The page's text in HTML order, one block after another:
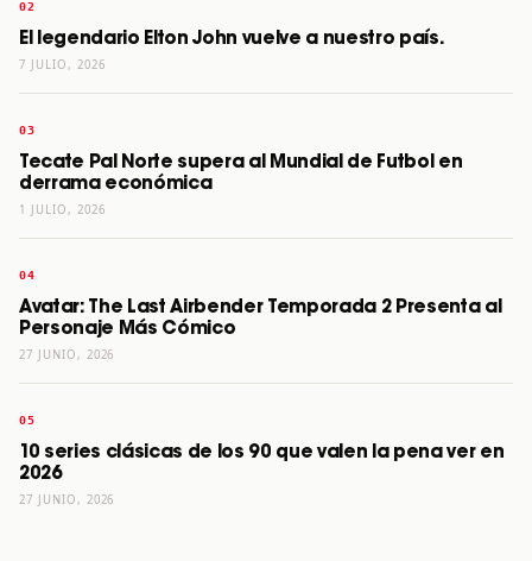
El legendario Elton John vuelve a nuestro país.
7 JULIO, 2026
Tecate Pal Norte supera al Mundial de Futbol en
derrama económica
1 JULIO, 2026
Avatar: The Last Airbender Temporada 2 Presenta al
Personaje Más Cómico
27 JUNIO, 2026
10 series clásicas de los 90 que valen la pena ver en
2026
27 JUNIO, 2026